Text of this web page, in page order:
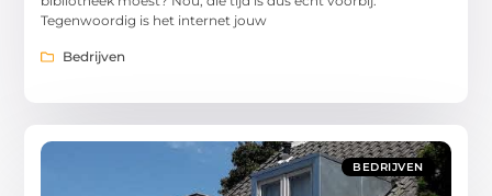
Tegenwoordig is het internet jouw
Bedrijven
BEDRIJVEN